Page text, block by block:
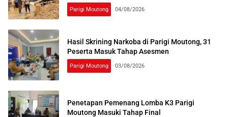
Parigi Moutong 04/08/2026
Hasil Skrining Narkoba di Parigi Moutong, 31
Peserta Masuk Tahap Asesmen
Parigi Moutong 03/08/2026
Penetapan Pemenang Lomba K3 Parigi
Moutong Masuki Tahap Final